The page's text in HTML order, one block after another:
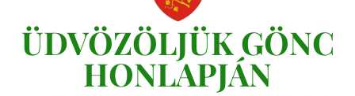
ÜDVÖZÖLJÜK GÖNC
HONLAPJÁN